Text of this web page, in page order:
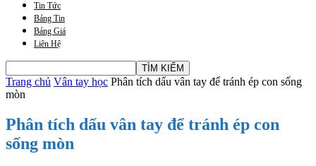
Tin Tức
Bảng Tin
Bảng Giá
Liên Hệ
Trang chủ Vân tay học Phân tích dấu vân tay để tránh ép con sống
mòn
Phân tích dấu vân tay để tránh ép con
sống mòn